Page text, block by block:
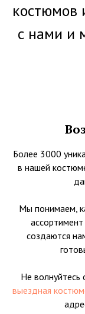
костюмов
с нами и
Более 3000
в нашей
Мы понимаем,
создаются
Не волнуйтесь
выездная